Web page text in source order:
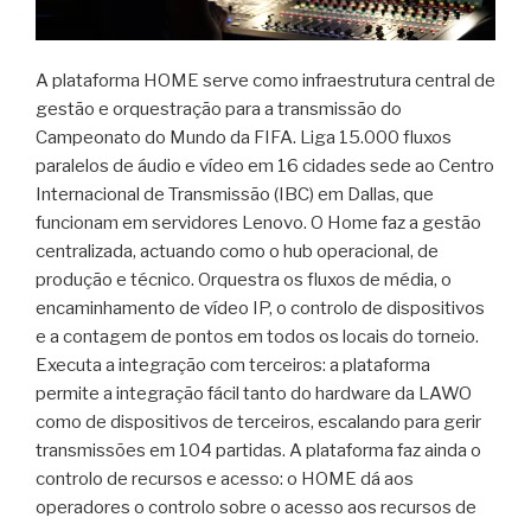
A plataforma HOME serve como infraestrutura central de
gestão e orquestração para a transmissão do
Campeonato do Mundo da FIFA. Liga 15.000 fluxos
paralelos de áudio e vídeo em 16 cidades sede ao Centro
Internacional de Transmissão (IBC) em Dallas, que
funcionam em servidores Lenovo. O Home faz a gestão
centralizada, actuando como o hub operacional, de
produção e técnico. Orquestra os fluxos de média, o
encaminhamento de vídeo IP, o controlo de dispositivos
e a contagem de pontos em todos os locais do torneio.
Executa a integração com terceiros: a plataforma
permite a integração fácil tanto do hardware da LAWO
como de dispositivos de terceiros, escalando para gerir
transmissões em 104 partidas. A plataforma faz ainda o
controlo de recursos e acesso: o HOME dá aos
operadores o controlo sobre o acesso aos recursos de